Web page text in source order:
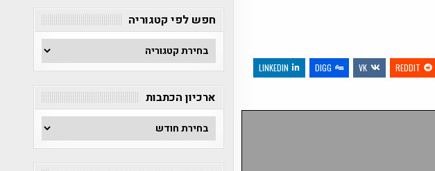
REDDIT
VK
DIGG
LINKEDIN
חפש לפי קטגוריה
חפש
לפי
קטגוריה
ארכיון הכתבות
ארכיון
הכתבות